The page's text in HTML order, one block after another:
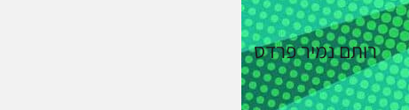
רותם נמיר פרדס